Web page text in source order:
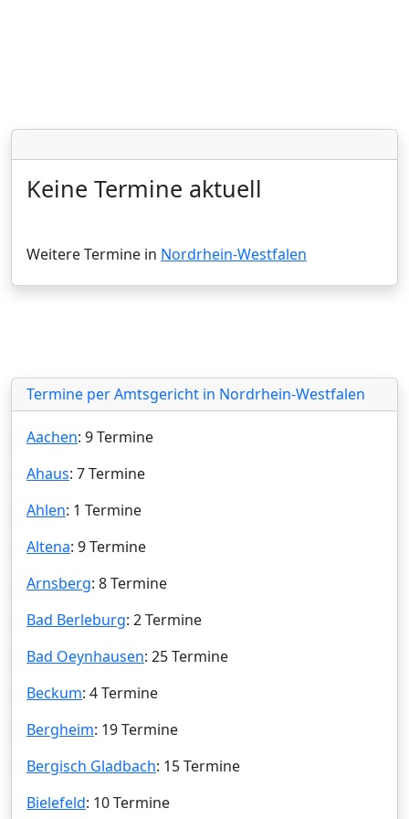
Keine Termine aktuell
Weitere Termine in Nordrhein-Westfalen
Termine per Amtsgericht in Nordrhein-Westfalen
Aachen: 9 Termine
Ahaus: 7 Termine
Ahlen: 1 Termine
Altena: 9 Termine
Arnsberg: 8 Termine
Bad Berleburg: 2 Termine
Bad Oeynhausen: 25 Termine
Beckum: 4 Termine
Bergheim: 19 Termine
Bergisch Gladbach: 15 Termine
Bielefeld: 10 Termine